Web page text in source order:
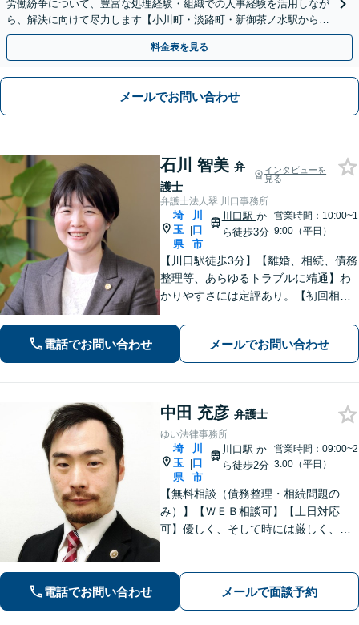
労働紛争について、豊富な処理経験・組織での人事経験を活用しなが
ら、解決に向けて尽力します【小川町・淡路町・新御茶ノ水駅から約
1分、御茶ノ水駅も利用可】
料金表を見る
メールでお問い合わせ
石川 智美 弁
護士
インタビューを
見る
弁護士法人翠 川口事務所
埼
玉
県
|
川
口
市
川口駅 か
ら徒歩3分
営業時間：10:00~1
9:00（平日）
【川口駅徒歩3分】【離婚、相続、債務
整理等、あらゆるトラブルに精通】わ
かりやすさには定評あり。【初回相談
ながら、将来の見通しを丁寧にお伝え
します。【子連れ相談OK】
電話でお問い合わせ メールでお問い合わせ
中田 充彦 弁護士
ゆい法律事務所
埼
玉
県
|
川
口
市
川口駅 か
ら徒歩2分
営業時間：09:00~2
3:00（平日）
【無料相談（債務整理・相続問題の
み）】【ＷＥＢ相談可】【土日対応
可】優しく、そして時には厳しく、依
電話でお問い合わせ メールで面談予約